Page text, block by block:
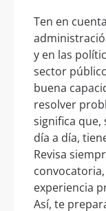
Ten en
y en las
sector
buena
resolver
significa que,
día a día,
Revisa
experiencia
Así, te